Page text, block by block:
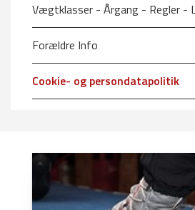
Vægtklasser - Årgang - Regler -
Forældre Info
Cookie- og persondatapolitik